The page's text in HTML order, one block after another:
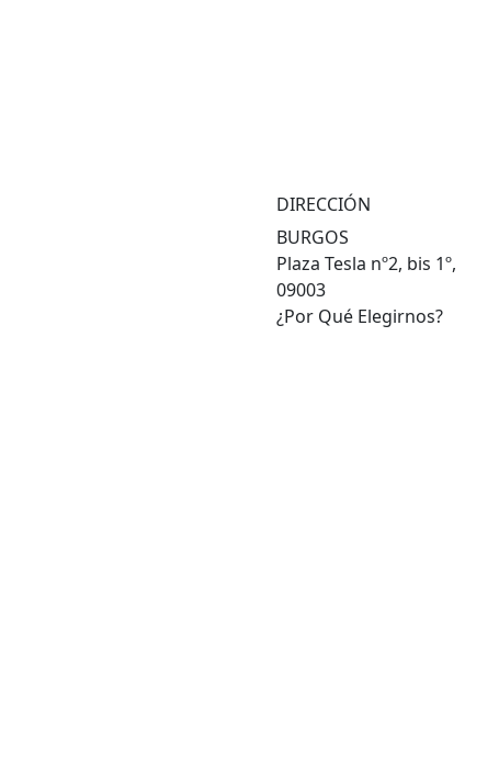
DIRECCIÓN
BURGOS
Plaza Tesla nº2, bis 1º,
09003
¿Por Qué Elegirnos?